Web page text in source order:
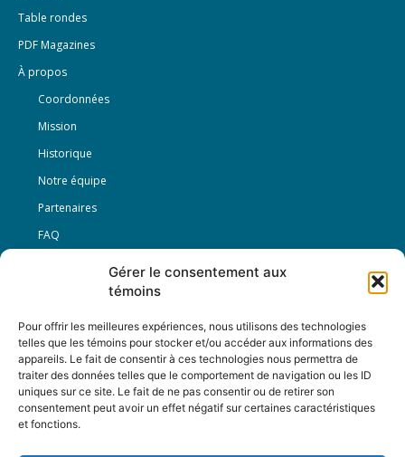
Gérer le consentement aux
témoins
Pour offrir les meilleures expériences, nous utilisons des technologies
telles que les témoins pour stocker et/ou accéder aux informations des
appareils. Le fait de consentir à ces technologies nous permettra de
traiter des données telles que le comportement de navigation ou les ID
uniques sur ce site. Le fait de ne pas consentir ou de retirer son
consentement peut avoir un effet négatif sur certaines caractéristiques
et fonctions.
Table rondes
PDF Magazines
À propos
Coordonnées
Mission
Historique
Notre équipe
Partenaires
FAQ
Nous Suivre